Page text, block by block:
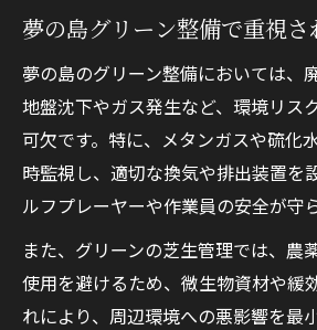
夢の島グリーン整備で重視
夢の島のグリーン整備においては、
地盤沈下やガス発生など、環境リス
可欠です。特に、メタンガスや硫化
時監視し、適切な換気や排出装置を
ルフプレーヤーや作業員の安全が守
また、グリーンの芝生管理では、農
使用を避けるため、微生物資材や緩
れにより、周辺環境への悪影響を最